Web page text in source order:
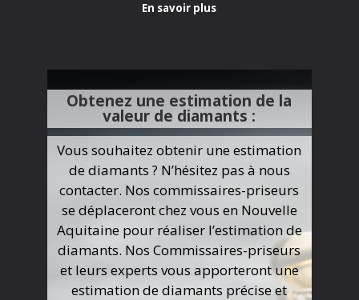
En savoir plus
Obtenez une estimation de la
valeur de diamants :
Vous souhaitez obtenir une estimation
de diamants ? N’hésitez pas à nous
contacter. Nos commissaires-priseurs
se déplaceront chez vous en Nouvelle
Aquitaine pour réaliser l’estimation de
diamants. Nos Commissaires-priseurs
et leurs experts vous apporteront une
estimation de diamants précise et